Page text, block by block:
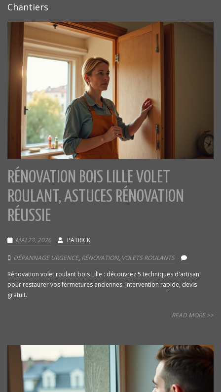
Chantiers
RÉNOVATION BOIS LILLE VOLET
ROULANT, ASTUCES RÉNOVATION
RÉUSSIE
MAI 23, 2026 PATRICK
DÉPANNAGE URGENCE, RÉNOVATION, VOLETS ROULANTS
Rénovation volet roulant bois Lille : découvrez 5 techniques d'artisan
pour restaurer vos fermetures anciennes. Intervention rapide, devis
gratuit.
READ MORE >>